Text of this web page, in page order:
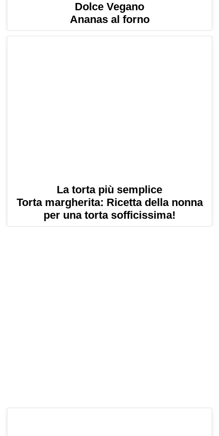
Dolce Vegano
Ananas al forno
La torta più semplice
Torta margherita: Ricetta della nonna
per una torta sofficissima!